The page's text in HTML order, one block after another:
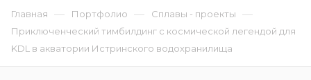
Главная — Портфолио — Сплавы - проекты —
Приключенческий тимбилдинг с космической легендой для
KDL в акватории Истринского водохранилища